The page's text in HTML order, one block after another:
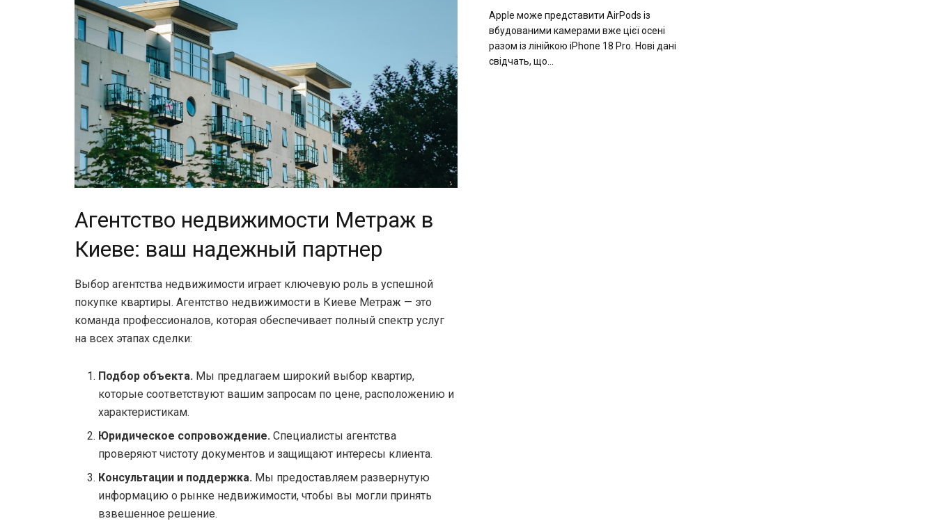
Агентство недвижимости Метраж в
Киеве: ваш надежный партнер
Выбор агентства недвижимости играет ключевую роль в успешной
покупке квартиры. Агентство недвижимости в Киеве Метраж — это
команда профессионалов, которая обеспечивает полный спектр услуг
на всех этапах сделки:
Подбор объекта. Мы предлагаем широкий выбор квартир,
которые соответствуют вашим запросам по цене, расположению и
характеристикам.
Юридическое сопровождение. Специалисты агентства
проверяют чистоту документов и защищают интересы клиента.
Консультации и поддержка. Мы предоставляем развернутую
информацию о рынке недвижимости, чтобы вы могли принять
взвешенное решение.
Apple може представити AirPods із
вбудованими камерами вже цієї осені
разом із лінійкою iPhone 18 Pro. Нові дані
свідчать, що...